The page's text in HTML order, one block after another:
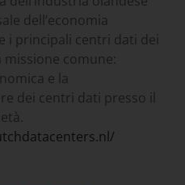
dell’economia
i principali centri dati dei
missione comune:
e la
dei centri dati presso il